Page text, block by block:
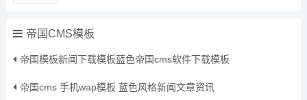
帝国CMS模板
帝国模板新闻下载模板蓝色帝国cms软件下载模板
帝国cms 手机wap模板 蓝色风格新闻文章资讯